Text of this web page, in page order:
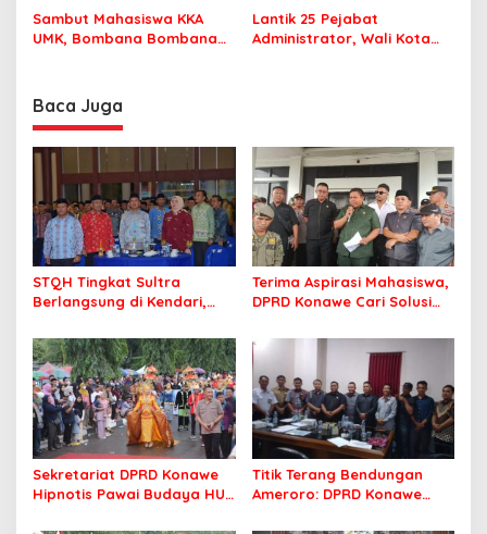
Perlu Lagi ke Kendari
Sekolah dengan Aman
Sambut Mahasiswa KKA
UMK, Bombana Bombana
Lantik 25 Pejabat
Administrator, Wali Kota
Baca Juga
STQH Tingkat Sultra
Berlangsung di Kendari,
dan Optimis
Terima Aspirasi Mahasiswa,
DPRD Konawe Cari Solusi
Sasaran
Sekretariat DPRD Konawe
Hipnotis Pawai Budaya HUT
Titik Terang Bendungan
Ameroro: DPRD Konawe